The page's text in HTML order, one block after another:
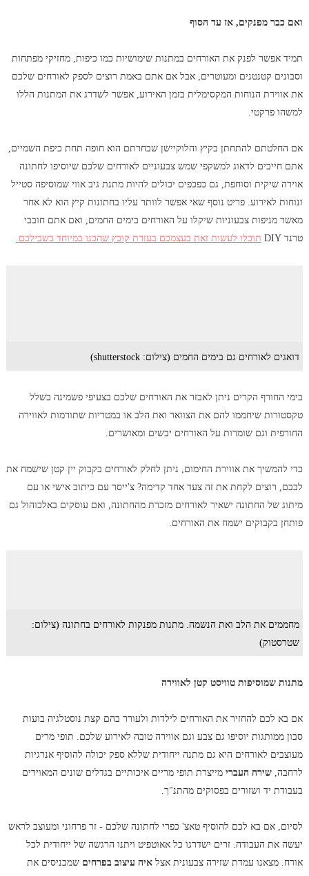
ואם כבר מפנקים, אז עד הסוף
תמיד אפשר לפנק את האורחים במתנות שימושיות כמו כיפות, מחזיקי מפתחות
וסבונים קטנטנים ומעוטרים, אבל אם אתם באמת רוצים לספק לאורחים שלכם
את אווירת הנוחות המקסימלית בזמן האירוע, אפשר לשדרג את המתנות הללו
למשהו פרקטי.
אם החלטתם להתחתן בקיץ והלוקיישן שבחרתם הוא חופה תחת כיפת השמיים,
אתם חייבים לדאוג למשקפי שמש צבעוניים לאורחים שלכם שיוסיפו לחתונה
אוירה שיקית וסוחפת, גם כפכפים יכולים להיות מתנת גיב אווי שמוסיפה סטייל
ונוחות לאירוע. פריט נוסף שאי אפשר לוותר עליו בחתונות קיץ הוא לא אחר
מאשר מניפות צבעוניות שיקלו על האורחים בימים החמים, ואם אתם חובבי
טרנד DIY
תוכלו לעשות זאת בעצמכם בעזרת קובץ שהכנו במיוחד בשבילכם.
דואגים לאורחים גם בימים החמים (צילום: shutterstock)
בימי החורף הקרים ניתן לאבזר את האורחים שלכם בצעיפי פשמינה בשלל
טקסטורות שיחממו להם את הצוואר ואת הלב או במטריות שתורמות לאווירה
החורפית וגם שומרות על האורחים יבשים ומאושרים.
כדי להמשיך את אווירת החימום, ניתן לחלק לאורחים בקבוק יין קטן שישמח את
לבבם, רוצים לקחת את זה צעד אחד קדימה? צ'ייסר עם כיתוב אישי או עם
מיתוג של החתונה ישאיר לאורחים מזכרת מהחתונה, ואם עוסקים באלכוהול גם
פותחן בקבוקים ישמח את האורחים.
מחממים את הלב ואת הנשמה. מתנות מפנקות לאורחים בחתונה (צילום:
שטרסטוק)
מתנות שמוסיפות טוויסט קטן לאווירה
אם בא לכם להחזיר את האורחים לילדות ולעורר בהם קצת נוסטלגיה בועות
סבון ממותגות יוסיפו גם צבע וגם אווירה טובה לאירוע שלכם. תופי מרים
מעוצבים לאורחים היא גם מתנה ייחודית שללא ספק יכולה להוסיף אנרגיות
לרחבה, שירה העברי מייצרת תופי מריים איכותיים בגדלים שונים המאוירים
בעבודת יד ושזורים בפסוקים מהתנ"ך.
לסיום, אם בא לכם להוסיף טאצ' כפרי לחתונה שלכם - זר פרחוני ומעוצב לראש
יעשה את העבודה. זרים ישדרגו כל אאוטפיט ויתנו הרגשה של ייחודית לכל
אורח. מצאנו עמדת שזירה צבעונית אצל איה עיצוב בפרחים שמכניסים את